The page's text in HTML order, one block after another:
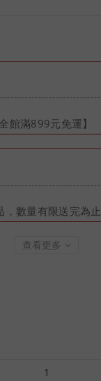
館滿899元免運】
數量有限送完為止
查看更多